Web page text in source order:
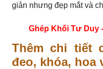
giản nhưng đẹp mắt và
Ghép Khối Tư Duy
Thêm chi tiết
đeo, khóa, hoa